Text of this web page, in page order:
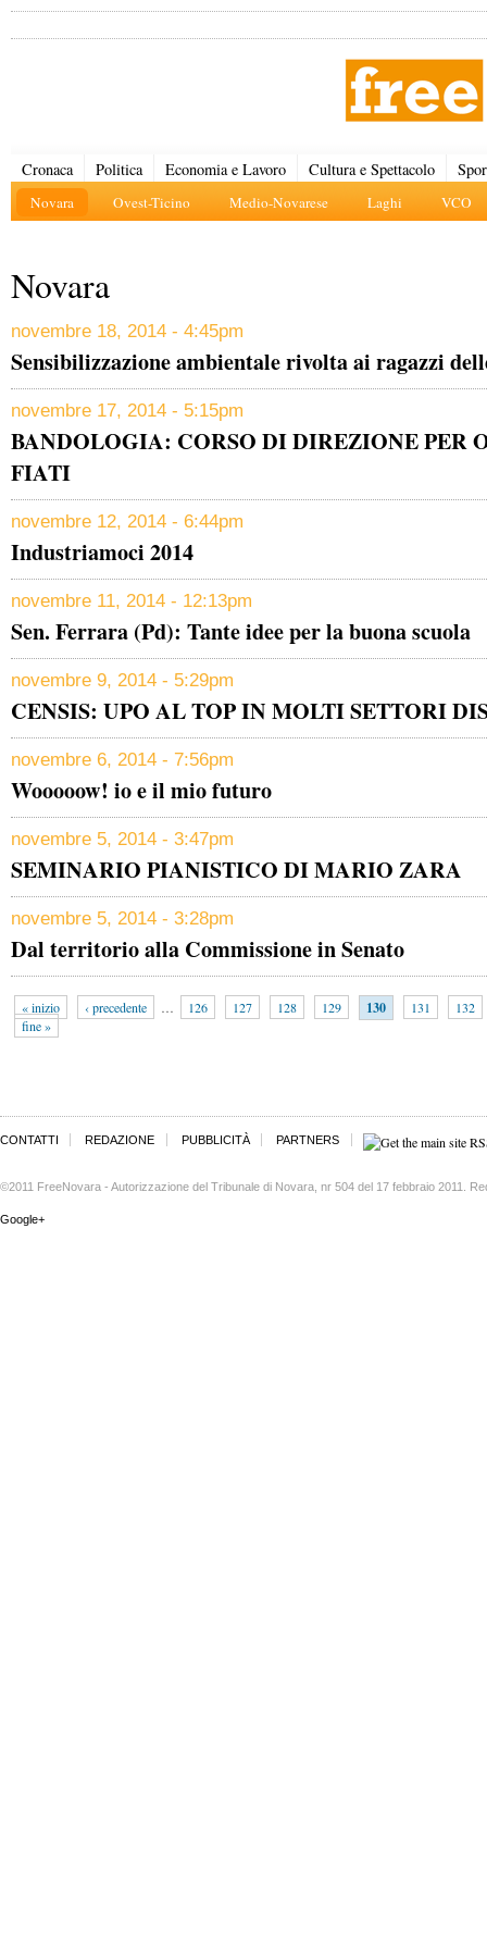
Cronaca Politica Economia e Lavoro Cultura e Spettacolo
Novara Ovest-Ticino Medio-Novarese Laghi VCO
Novara
novembre 18, 2014 - 4:45pm
Sensibilizzazione ambientale rivolta ai ragazzi
novembre 17, 2014 - 5:15pm
BANDOLOGIA: CORSO DI DIREZIONE PER
FIATI
novembre 12, 2014 - 6:44pm
Industriamoci 2014
novembre 11, 2014 - 12:13pm
Sen. Ferrara (Pd): Tante idee per la buona scuola
novembre 9, 2014 - 5:29pm
CENSIS: UPO AL TOP IN MOLTI SETTORI
novembre 6, 2014 - 7:56pm
Wooooow! io e il mio futuro
novembre 5, 2014 - 3:47pm
SEMINARIO PIANISTICO DI MARIO ZARA
novembre 5, 2014 - 3:28pm
Dal territorio alla Commissione in Senato
« inizio ‹ precedente … 126 127 128 129 130 131
132
fine »
CONTATTI REDAZIONE PUBBLICITÀ PARTNERS
©2011 FreeNovara - Autorizzazione del Tribunale di Novara, nr 504 del 17 febbraio 2011.
Google+